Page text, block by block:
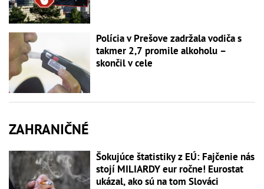
Polícia v Prešove zadržala vodiča s
takmer 2,7 promile alkoholu –
skončil v cele
ZAHRANIČNÉ
Šokujúce štatistiky z EÚ: Fajčenie nás
stojí MILIARDY eur ročne! Eurostat
ukázal, ako sú na tom Slováci